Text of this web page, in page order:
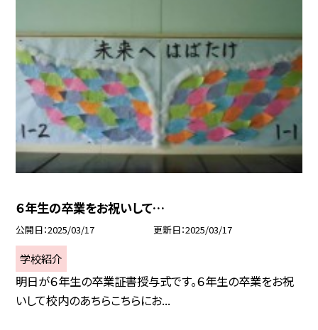
６年生の卒業をお祝いして…
公開日 2025/03/17 更新日 2025/03/17
学校紹介
明日が６年生の卒業証書授与式です。６年生の卒業をお祝
いして校内のあちらこちらにお...